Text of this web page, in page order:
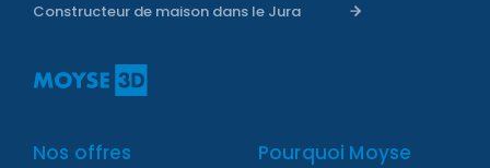
Constructeur de maison dans le Jura
Nos offres Pourquoi Moyse